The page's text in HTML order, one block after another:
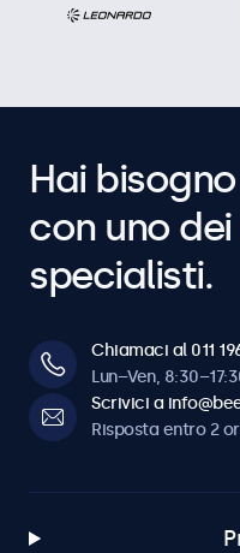
Hai
con uno
specialisti.
Chiamaci al 011
Lun–Ven,
Scrivici a
Risposta entro 2